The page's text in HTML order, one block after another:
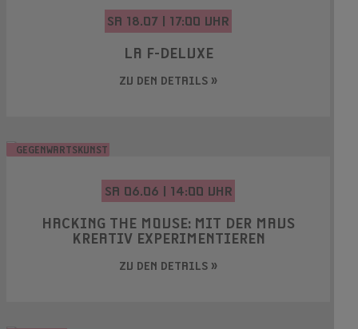
SA 18.07 | 17:00 UHR
LA F-DELUXE
ZU DEN DETAILS »
GEGENWARTSKUNST
SA 06.06 | 14:00 UHR
HACKING THE MOUSE: MIT DER MAUS
KREATIV EXPERIMENTIEREN
ZU DEN DETAILS »